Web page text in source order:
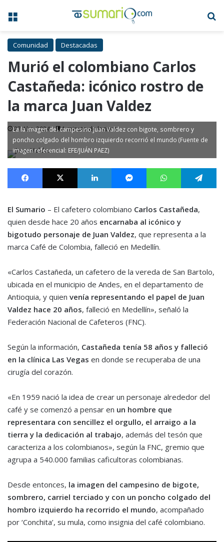
Menú
Comunidad Destacadas
Murió el colombiano Carlos
Castañeda: icónico rostro de
la marca Juan Valdez
27 Abr, 2024 1 minuto de lectura
La la imagen del campesino Juan Valdez con bigote, sombrero y
poncho colgado del hombro izquierdo recorrió el mundo (Fuente de
imagen referencial: EFE/JUÁN PAEZ)
Facebook X LinkedIn MessengerWhatsApp
El Sumario – El cafetero colombiano Carlos Castañeda,
quien desde hace 20 años encarnaba al icónico y
bigotudo personaje de Juan Valdez, que representa a la
marca Café de Colombia, falleció en Medellín.
«Carlos Castañeda, un cafetero de la vereda de San Bartolo,
ubicada en el municipio de Andes, en el departamento de
Antioquia, y quien venía representando el papel de Juan
Valdez hace 20 años, falleció en Medellín», señaló la
Federación Nacional de Cafeteros (FNC).
Según la información, Castañeda tenía 58 años y falleció
en la clínica Las Vegas en donde se recuperaba de una
cirugía del corazón.
«En 1959 nació la idea de crear un personaje alrededor del
café y se comenzó a pensar en un hombre que
representara con sencillez el orgullo, el arraigo a la
tierra y la dedicación al trabajo, además del tesón que
caracteriza a los colombianos», según la FNC, gremio que
agrupa a 540.000 familias caficultoras colombianas.
Desde entonces, la imagen del campesino de bigote,
sombrero, carriel terciado y con un poncho colgado del
hombro izquierdo ha recorrido el mundo, acompañado
por ‘Conchita’, su mula, como insignia del café colombiano.